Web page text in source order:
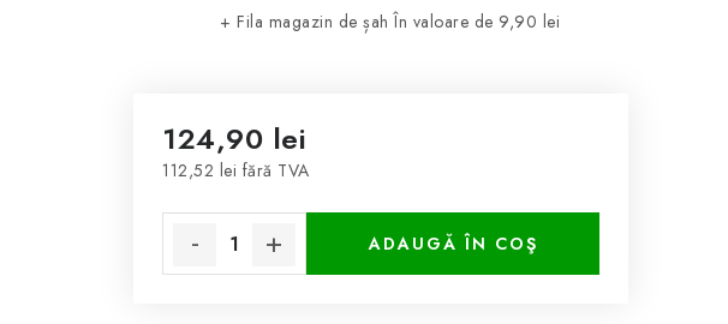
+ Fila magazin de șahÎn valoare de 9,90 lei
124,90 lei
112,52 lei fără TVA
ADAUGĂ ÎN COŞ